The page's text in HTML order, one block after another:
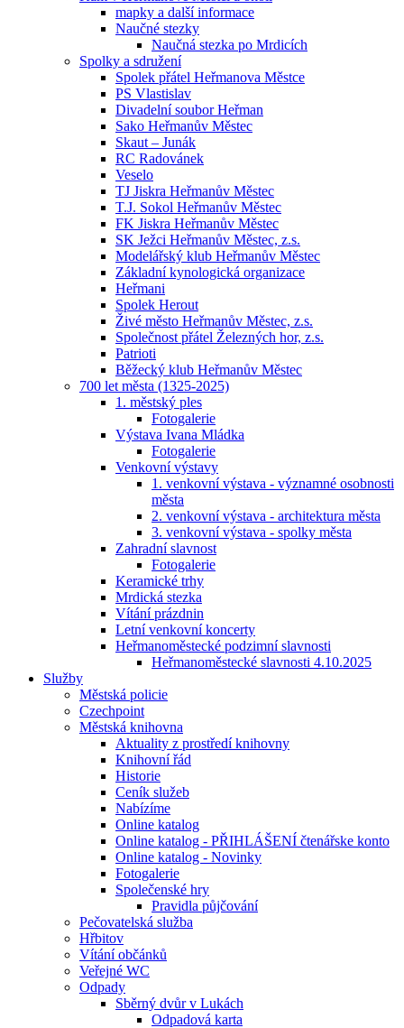
mapky a další informace
Naučné stezky
Naučná stezka po Mrdicích
Spolky a sdružení
Spolek přátel Heřmanova Městce
PS Vlastislav
Divadelní soubor Heřman
Sako Heřmanův Městec
Skaut – Junák
RC Radovánek
Veselo
TJ Jiskra Heřmanův Městec
T.J. Sokol Heřmanův Městec
FK Jiskra Heřmanův Městec
SK Ježci Heřmanův Městec, z.s.
Modelářský klub Heřmanův Městec
Základní kynologická organizace
Heřmani
Spolek Herout
Živé město Heřmanův Městec, z.s.
Společnost přátel Železných hor, z.s.
Patrioti
Běžecký klub Heřmanův Městec
700 let města (1325-2025)
1. městský ples
Fotogalerie
Výstava Ivana Mládka
Fotogalerie
Venkovní výstavy
1. venkovní výstava - významné osobnosti
města
2. venkovní výstava - architektura města
3. venkovní výstava - spolky města
Zahradní slavnost
Fotogalerie
Keramické trhy
Mrdická stezka
Vítání prázdnin
Letní venkovní koncerty
Heřmanoměstecké podzimní slavnosti
Heřmanoměstecké slavnosti 4.10.2025
Služby
Městská policie
Czechpoint
Městská knihovna
Aktuality z prostředí knihovny
Knihovní řád
Historie
Ceník služeb
Nabízíme
Online katalog
Online katalog - PŘIHLÁŠENÍ čtenářske konto
Online katalog - Novinky
Fotogalerie
Společenské hry
Pravidla půjčování
Pečovatelská služba
Hřbitov
Vítání občánků
Veřejné WC
Odpady
Sběrný dvůr v Lukách
Odpadová karta